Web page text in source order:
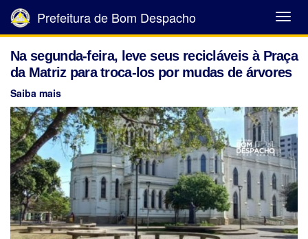
Abrir
Menu
Prefeitura de Bom Despacho
Na segunda-feira, leve seus recicláveis à Praça
da Matriz para troca-los por mudas de árvores
Saiba mais